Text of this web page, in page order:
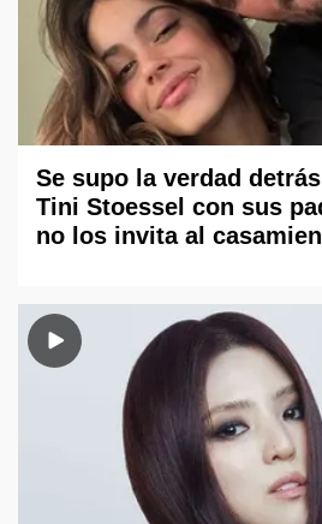
Se supo la verdad
Tini Stoessel con sus
no los invita al